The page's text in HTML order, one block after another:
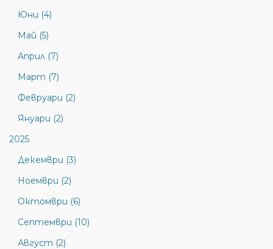
Юни (4)
Май (5)
Април (7)
Март (7)
Февруари (2)
Януари (2)
2025
Декември (3)
Ноември (2)
Октомври (6)
Септември (10)
Август (2)